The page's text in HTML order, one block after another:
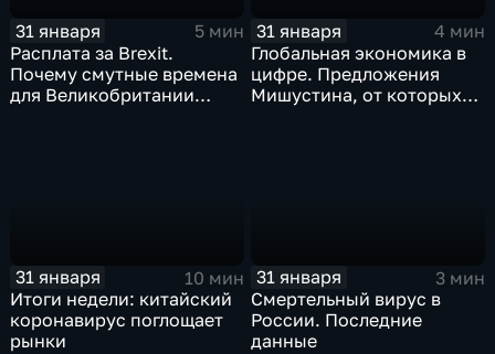
31 января
5 мин
Расплата за Brexit.
Почему смутные времена
для Великобритании
31 января
4 мин
Глобальная экономика в
цифре. Предложения
Мишустина, от которых
31 января
10 мин
Итоги недели: китайский
коронавирус поглощает
рынки
31 января
3 мин
Смертельный вирус в
России. Последние
данные